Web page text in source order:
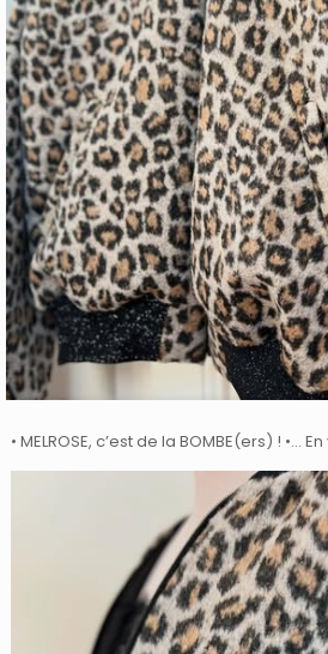
• MELROSE, c’est de la BOMBE(ers) ! •…